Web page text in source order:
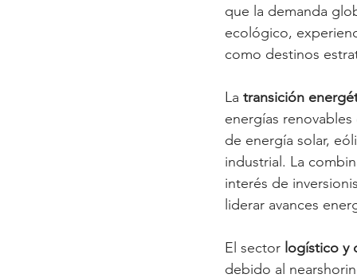
que la demanda
ecológico,
como destinos
La transición
energías
de energía solar,
industrial. La
interés de
liderar avances
El sector logístico y
debido al